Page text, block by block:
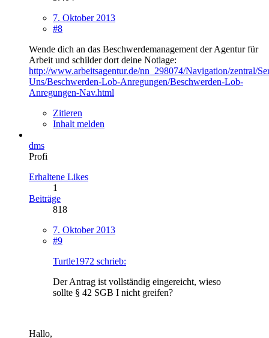
7. Oktober 2013
#8
Wende dich an das Beschwerdemanagement der Agentur für
Arbeit und schilder dort deine Notlage:
http://www.arbeitsagentur.de/nn_298074/Navigation/zentral/
Uns/Beschwerden-Lob-Anregungen/Beschwerden-Lob-
Anregungen-Nav.html
Zitieren
Inhalt melden
dms
Profi
Erhaltene Likes
1
Beiträge
818
7. Oktober 2013
#9
Turtle1972 schrieb:
Der Antrag ist vollständig eingereicht, wieso
sollte § 42 SGB I nicht greifen?
Hallo,